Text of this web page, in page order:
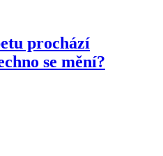
prochází
se mění?